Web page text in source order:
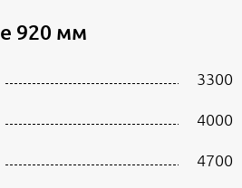
920 мм
3300
4000
4700